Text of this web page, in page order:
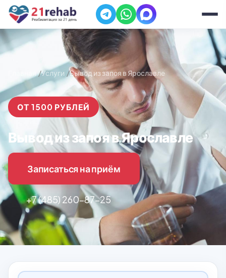
Главная Услуги Вывод из запоя в Ярославле
ОТ 1500 РУБЛЕЙ
Вывод из запоя в Ярославле
Записаться на приём
+7 (485) 260-87-25